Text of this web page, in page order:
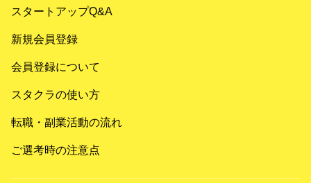
スタートアップQ&A
新規会員登録
会員登録について
スタクラの使い方
転職・副業活動の流れ
ご選考時の注意点